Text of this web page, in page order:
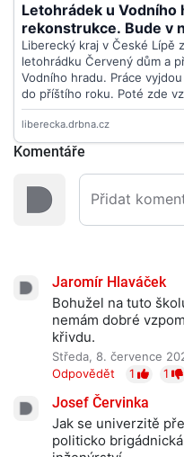
Komentáře
Jaromír Hlaváček
Bohužel na tuto
nemám dobré
křivdu.
Středa, 8. července
Odpovědět
1 1
Josef Červinka
Jak se univerzitě
politicko